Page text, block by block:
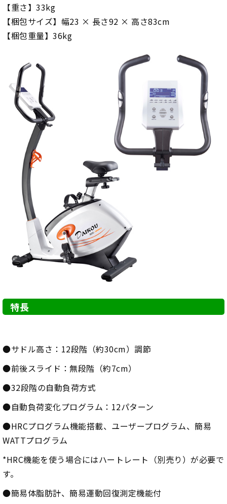
【重さ】33kg
【梱包サイズ】幅23 × 長さ92 × 高さ83cm
【梱包重量】36kg
特長
●サドル高さ：12段階（約30cm）調節
●前後スライド：無段階（約7cm）
●32段階の自動負荷方式
●自動負荷変化プログラム：12パターン
●HRCプログラム機能搭載、ユーザープログラム、簡易
WATTプログラム
*HRC機能を使う場合にはハートレート（別売り）が必要で
す。
●簡易体脂肪計、簡易運動回復測定機能付